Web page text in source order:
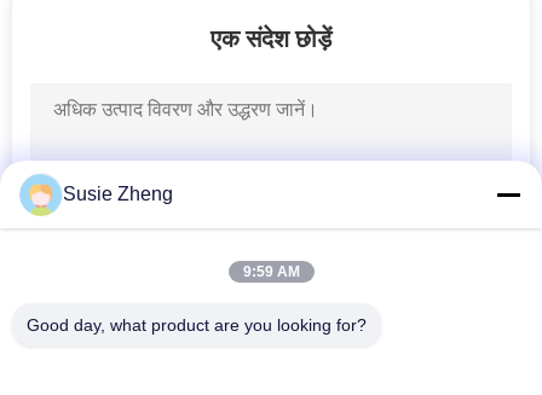
सैन्य कैडेट कैप
25
एक संदेश छोड़ें
Susie Zheng
9:59 AM
Good day, what product are you looking for?